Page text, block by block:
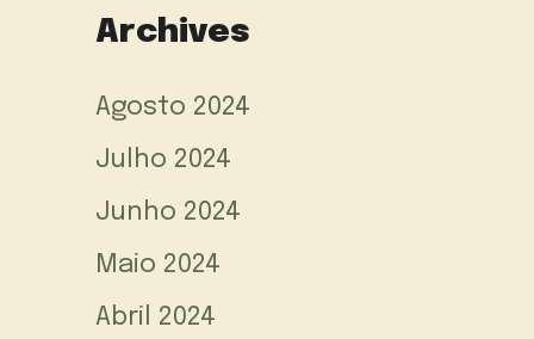
Archives
Agosto 2024
Julho 2024
Junho 2024
Maio 2024
Abril 2024